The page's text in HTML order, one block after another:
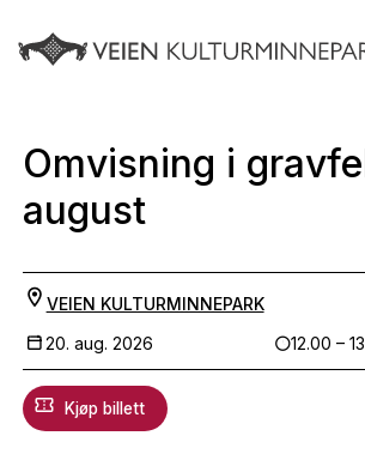
Omvisning i
august
VEIEN KULTURMINNEPARK
20. aug. 2026
12.00 –
Kjøp billett